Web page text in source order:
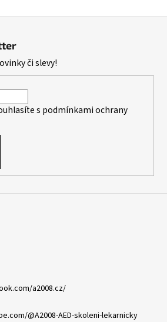
či slevy!
s podmínkami ochrany
a2008.cz/
@A2008-AED-skoleni-lekarnicky